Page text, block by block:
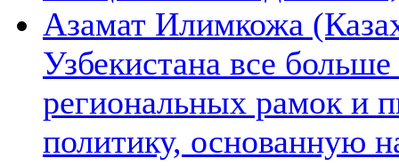
Азамат Илимкожа
Узбекистана все
региональных рамок и
политику, основанную